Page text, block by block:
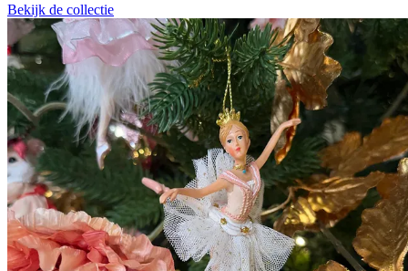
Bekijk de collectie